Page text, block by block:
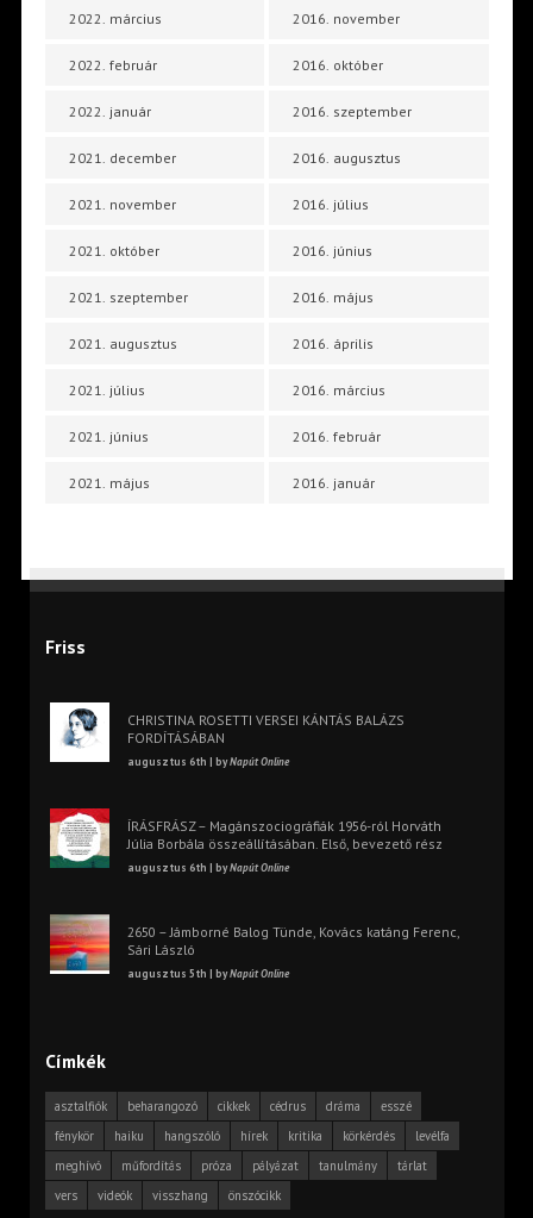
2022. március
2022. február
2022. január
2021. december
2021. november
2021. október
2021. szeptember
2021. augusztus
2021. július
2021. június
2021. május
2016. november
2016. október
2016. szeptember
2016. augusztus
2016. július
2016. június
2016. május
2016. április
2016. március
2016. február
2016. január
Friss
CHRISTINA ROSETTI VERSEI KÁNTÁS BALÁZS
FORDÍTÁSÁBAN
augusztus 6th | byNapút Online
ÍRÁSFRÁSZ – Magánszociográfiák 1956-ról Horváth
Júlia Borbála összeállításában. Első, bevezető rész
augusztus 6th | byNapút Online
2650 – Jámborné Balog Tünde, Kovács katáng Ferenc,
Sári László
augusztus 5th | byNapút Online
Címkék
asztalfiók beharangozó cikkek cédrus dráma
esszé
fénykör
haiku hangszóló hírek kritika körkérdés
levélfa
meghívó
műfordítás próza pályázat tanulmány
tárlat
vers
videók visszhang önszócikk